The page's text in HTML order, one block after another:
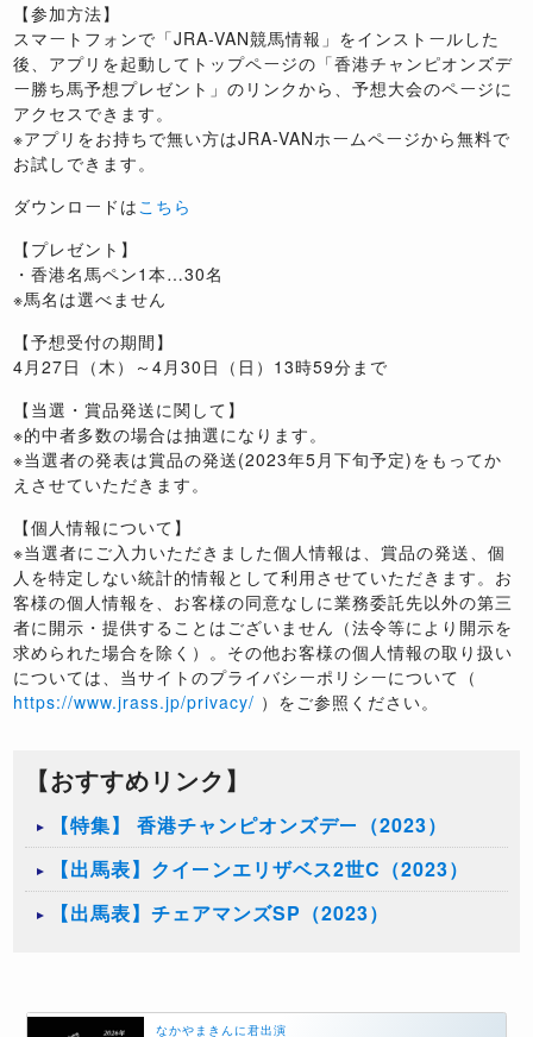
【参加方法】
スマートフォンで「JRA-VAN競馬情報」をインストールした
後、アプリを起動してトップページの「香港チャンピオンズデ
ー勝ち馬予想プレゼント」のリンクから、予想大会のページに
アクセスできます。
※アプリをお持ちで無い方はJRA-VANホームページから無料で
お試しできます。
ダウンロードはこちら
【プレゼント】
・香港名馬ペン1本…30名
※馬名は選べません
【予想受付の期間】
4月27日（木）～4月30日（日）13時59分まで
【当選・賞品発送に関して】
※的中者多数の場合は抽選になります。
※当選者の発表は賞品の発送(2023年5月下旬予定)をもってか
えさせていただきます。
【個人情報について】
※当選者にご入力いただきました個人情報は、賞品の発送、個
人を特定しない統計的情報として利用させていただきます。お
客様の個人情報を、お客様の同意なしに業務委託先以外の第三
者に開示・提供することはございません（法令等により開示を
求められた場合を除く）。その他お客様の個人情報の取り扱い
については、当サイトのプライバシーポリシーについて（
https://www.jrass.jp/privacy/ ）をご参照ください。
【おすすめリンク】
【特集】 香港チャンピオンズデー（2023）
【出馬表】クイーンエリザベス2世C（2023）
【出馬表】チェアマンズSP（2023）
なかやまきんに君出演